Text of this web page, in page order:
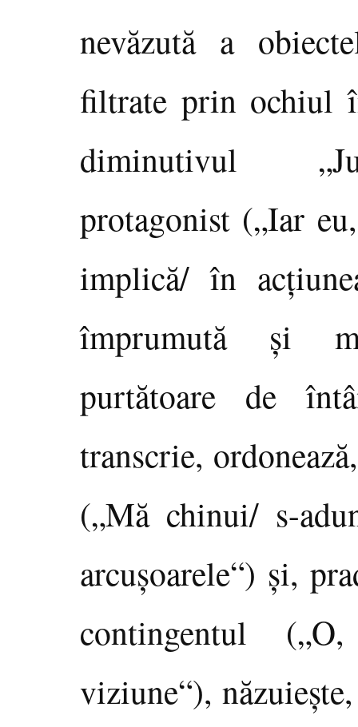
nevăzută a
filtrate prin ochiul
diminutivul
protagonist („Iar
implică/ în
împrumută şi
purtătoare de
transcrie,
(„Mă chinui/ s-
arcuşoarele“) şi,
contingentul
viziune“),